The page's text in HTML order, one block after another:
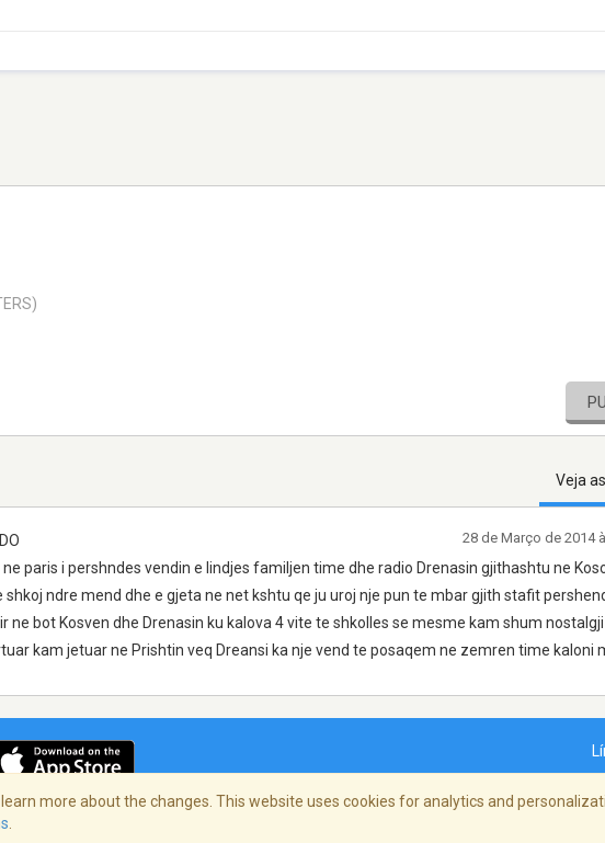
Veja
paris i pershndes vendin e lindjes familjen time dhe radio Drenasin gjithashtu ne
shkoj ndre mend dhe e gjeta ne net kshtu qe ju uroj nje pun te mbar gjith stafit
ne bot Kosven dhe Drenasin ku kalova 4 vite te shkolles se mesme kam shum
kam jetuar ne Prishtin veq Dreansi ka nje vend te posaqem ne zemren time kaloni
28 de Março de 2014
de privacidade
more about the changes. This website uses cookies for analytics and